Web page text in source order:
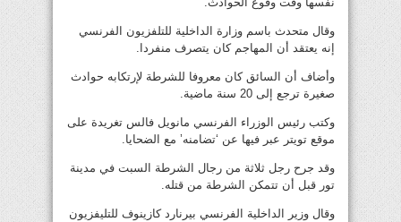
وقال متحدث باسم وزارة الداخلية للتلفزيون الفرنسي
إنه يعتقد أن المهاجم كان يتصرف منفردا.
وأضاف أن السائق كان معروفا للشرطة لإرتكابه حوادث
صغيرة ترجع إلى 20 سنة ماضية.
وكتب رئيس الوزراء الفرنسي مانويل فالس تغريدة على
موقع تويتر عبر فيها عن ‘تضامنه’ مع الضحايا.
وقد جرح رجل ثلاثة من رجال الشرطة السبت في مدينة
تور قبل أن تتمكن الشرطة من قتله.
وقال وزير الداخلية الفرنسي بيرنارد كازينوف للتليفزيون